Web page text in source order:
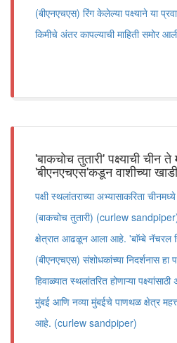
(बीएनएचएस) रिंग केलेल्या पक्ष्याने या
किमीचे अंतर कापल्याची माहिती समोर
'बाकचोच तुतारी' पक्ष्याची चीन ते
'बीएनएचएस'कडून वाशीच्या
पक्षी स्थलांतराच्या अभ्यासाकरिता
(बाकचोच तुतारी) (curlew sandpiper)
क्षेत्रात आढळून आला आहे. 'बाॅम्बे नॅचरल
(बीएनएचएस) संशोधकांच्या निदर्शनास
हिवाळ्यात स्थलांतरित होणाऱ्या
मुंबई आणि नव्या मुंबईचे पाणथळ क्षेत्र
आहे. (curlew sandpiper)